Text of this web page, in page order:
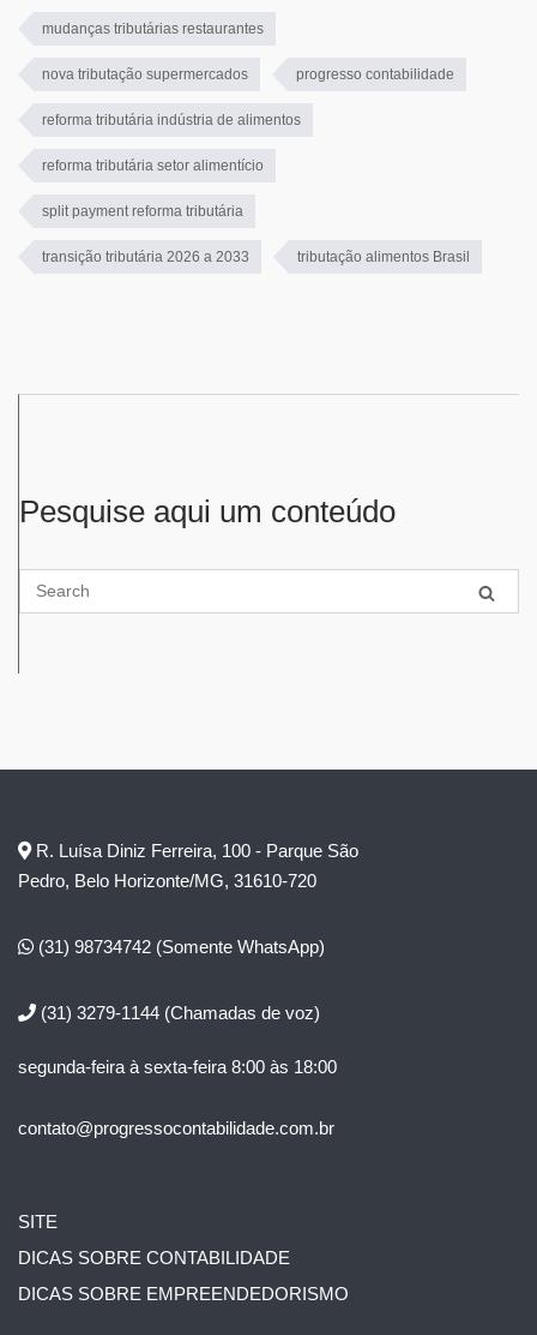
mudanças tributárias restaurantes
nova tributação supermercados progresso contabilidade
reforma tributária indústria de alimentos
reforma tributária setor alimentício
split payment reforma tributária
transição tributária 2026 a 2033 tributação alimentos Brasil
Pesquise aqui um conteúdo
R. Luísa Diniz Ferreira, 100 - Parque São
Pedro, Belo Horizonte/MG, 31610-720
(31) 98734742 (Somente WhatsApp)
(31) 3279-1144 (Chamadas de voz)
segunda-feira à sexta-feira 8:00 às 18:00
contato@progressocontabilidade.com.br
SITE
DICAS SOBRE CONTABILIDADE
DICAS SOBRE EMPREENDEDORISMO